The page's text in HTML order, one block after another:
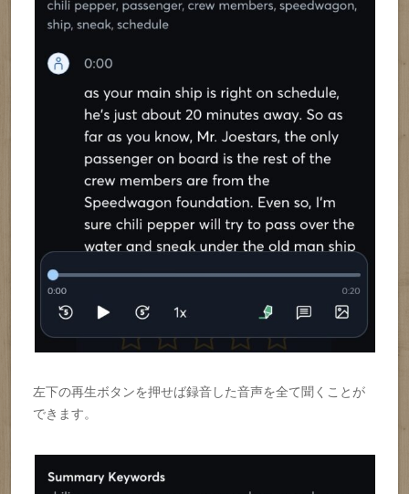
左下の再生ボタンを押せば録音した音声を全て聞くことが
できます。